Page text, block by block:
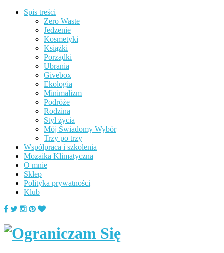
Spis treści
Zero Waste
Jedzenie
Kosmetyki
Książki
Porządki
Ubrania
Givebox
Ekologia
Minimalizm
Podróże
Rodzina
Styl życia
Mój Świadomy Wybór
Trzy po trzy
Współpraca i szkolenia
Mozaika Klimatyczna
O mnie
Sklep
Polityka prywatności
Klub